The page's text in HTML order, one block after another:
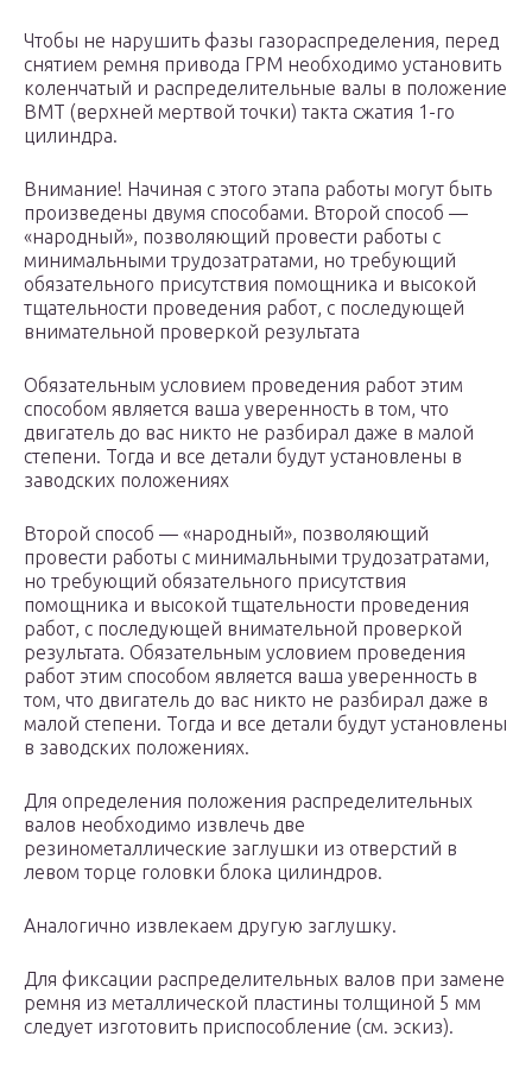
Чтобы не нарушить фазы газораспределения, перед
снятием ремня привода ГРМ необходимо установить
коленчатый и распределительные валы в положение
ВМТ (верхней мертвой точки) такта сжатия 1-го
цилиндра.
Внимание! Начиная с этого этапа работы могут быть
произведены двумя способами. Второй способ —
«народный», позволяющий провести работы с
минимальными трудозатратами, но требующий
обязательного присутствия помощника и высокой
тщательности проведения работ, с последующей
внимательной проверкой результата
Обязательным условием проведения работ этим
способом является ваша уверенность в том, что
двигатель до вас никто не разбирал даже в малой
степени. Тогда и все детали будут установлены в
заводских положениях
Второй способ — «народный», позволяющий
провести работы с минимальными трудозатратами,
но требующий обязательного присутствия
помощника и высокой тщательности проведения
работ, с последующей внимательной проверкой
результата. Обязательным условием проведения
работ этим способом является ваша уверенность в
том, что двигатель до вас никто не разбирал даже в
малой степени. Тогда и все детали будут установлены
в заводских положениях.
Для определения положения распределительных
валов необходимо извлечь две
резинометаллические заглушки из отверстий в
левом торце головки блока цилиндров.
Аналогично извлекаем другую заглушку.
Для фиксации распределительных валов при замене
ремня из металлической пластины толщиной 5 мм
следует изготовить приспособление (см. эскиз).